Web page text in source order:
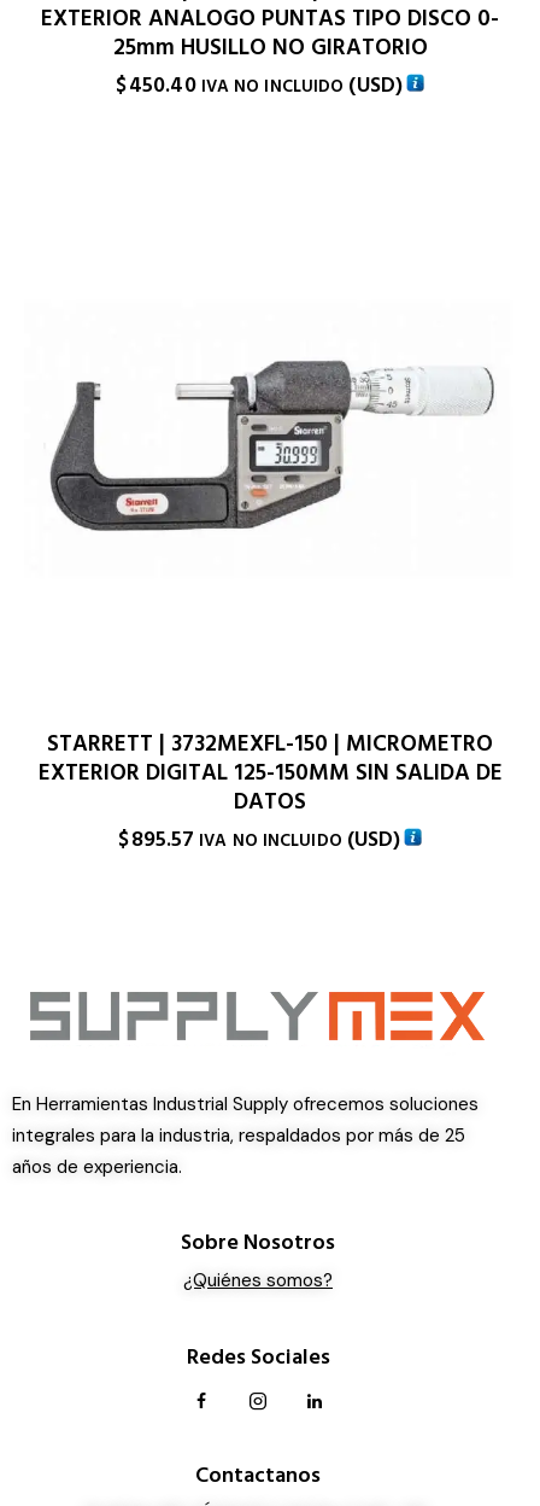
EXTERIOR ANALOGO PUNTAS TIPO DISCO 0-
25mm HUSILLO NO GIRATORIO
$450.40 IVA NO INCLUIDO (USD)
STARRETT | 3732MEXFL-150 | MICROMETRO
EXTERIOR DIGITAL 125-150MM SIN SALIDA DE
DATOS
$895.57 IVA NO INCLUIDO (USD)
En Herramientas Industrial Supply ofrecemos soluciones
integrales para la industria, respaldados por más de 25
años de experiencia.
Sobre Nosotros
¿Quiénes somos?
Redes Sociales
Contactanos